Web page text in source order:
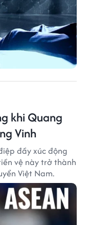
khi Quang
Vinh
đầy xúc động
vệ này trở thành
Việt Nam.